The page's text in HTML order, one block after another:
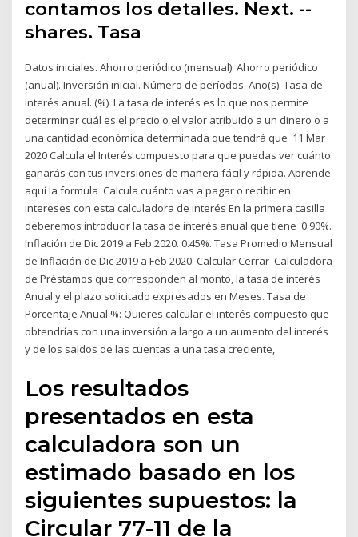
contamos los detalles. Next. --
shares. Tasa
Datos iniciales. Ahorro periódico (mensual). Ahorro periódico
(anual). Inversión inicial. Número de períodos. Año(s). Tasa de
interés anual. (%) La tasa de interés es lo que nos permite
determinar cuál es el precio o el valor atribuido a un dinero o a
una cantidad económica determinada que tendrá que 11 Mar
2020 Calcula el Interés compuesto para que puedas ver cuánto
ganarás con tus inversiones de manera fácil y rápida. Aprende
aquí la formula Calcula cuánto vas a pagar o recibir en
intereses con esta calculadora de interés En la primera casilla
deberemos introducir la tasa de interés anual que tiene 0.90%.
Inflación de Dic 2019 a Feb 2020. 0.45%. Tasa Promedio Mensual
de Inflación de Dic 2019 a Feb 2020. Calcular Cerrar Calculadora
de Préstamos que corresponden al monto, la tasa de interés
Anual y el plazo solicitado expresados en Meses. Tasa de
Porcentaje Anual %: Quieres calcular el interés compuesto que
obtendrías con una inversión a largo a un aumento del interés
y de los saldos de las cuentas a una tasa creciente,
​Los resultados
presentados en esta
calculadora son un
estimado basado en los
siguientes supuestos: la
Circular 77-11 de la